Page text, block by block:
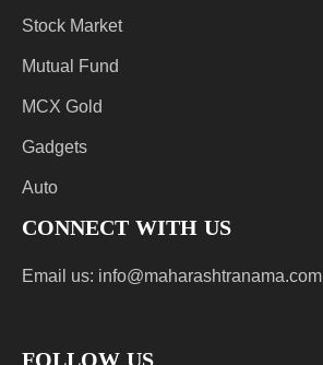
Stock Market
Mutual Fund
MCX Gold
Gadgets
Auto
CONNECT WITH US
Email us: info@maharashtranama.com